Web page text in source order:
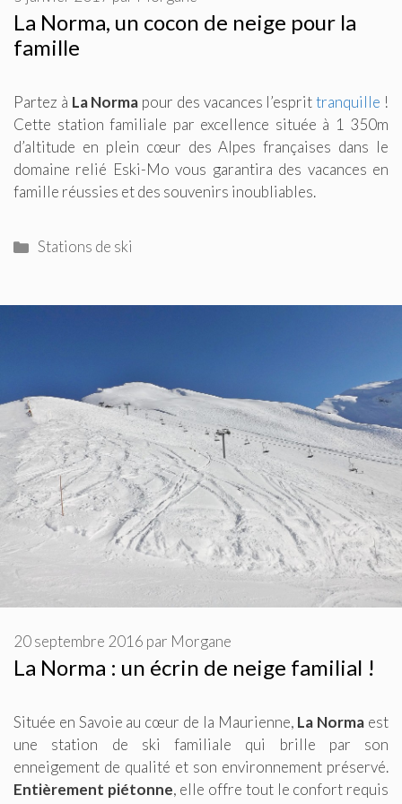
La Norma, un cocon de neige pour la
famille
Partez à La Norma pour des vacances l’esprittranquille !
Cette station familiale par excellence située à 1 350m
d’altitude en plein cœur des Alpes françaises dans le
domaine relié Eski-Mo vous garantira des vacances en
famille réussies et des souvenirs inoubliables.
Catégories
Stations de ski
La Norma : un écrin de neige familial !
20 septembre 2016 par Morgane
Située en Savoie au cœur de la Maurienne, La Norma est
une station de ski familiale qui brille par son
enneigement de qualité et son environnement préservé.
Entièrement piétonne, elle offre tout le confort requis